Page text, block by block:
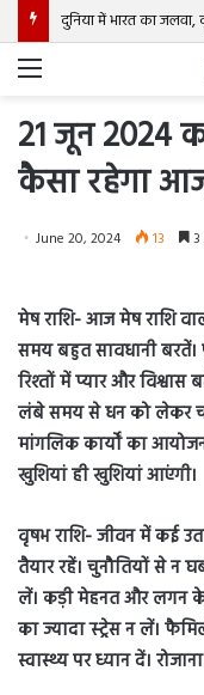
दुनिया में भारत का
Menu
21 जून 2024
कैसा रहेगा
June 20, 2024 13
मेष राशि- आज मेष राशि
समय बहुत सावधानी बरतें।
रिश्तों में प्यार और
लंबे समय से धन को लेकर
मांगलिक कार्यों का
खुशियां ही खुशियां आएंगी।
वृषभ राशि- जीवन में कई
तैयार रहें। चुनौतियों से न
लें। कड़ी मेहनत और लगन के
का ज्यादा स्ट्रेस न लें।
स्वास्थ्य पर ध्यान दें।